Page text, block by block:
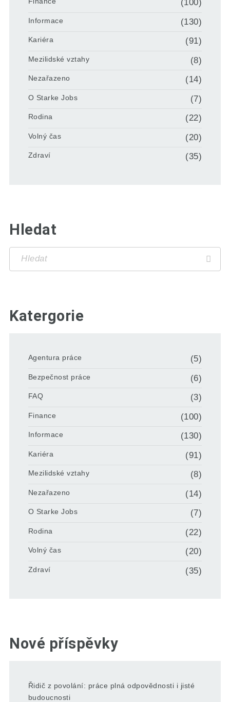
(100)
Informace (130)
Kariéra (91)
Mezilidské vztahy (8)
Nezařazeno (14)
O Starke Jobs (7)
Rodina (22)
Volný čas (20)
Zdraví (35)
Hledat
Katergorie
Agentura práce (5)
Bezpečnost práce (6)
FAQ (3)
Finance (100)
Informace (130)
Kariéra (91)
Mezilidské vztahy (8)
Nezařazeno (14)
O Starke Jobs (7)
Rodina (22)
Volný čas (20)
Zdraví (35)
Nové příspěvky
Řidič z povolání: práce plná odpovědnosti i jisté
budoucnosti